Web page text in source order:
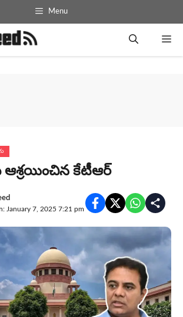
Menu
ఆశ్రయించిన కేటీఆర్‌
January 7, 2025 7:21 pm